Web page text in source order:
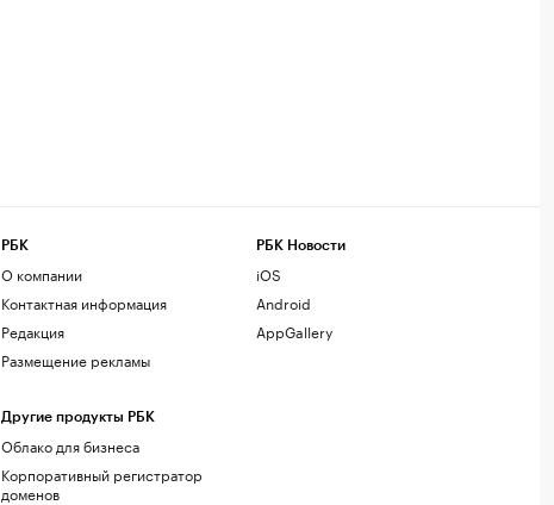
РБК
О компании
Контактная информация
Редакция
Размещение рекламы
Другие продукты РБК
Облако для бизнеса
Корпоративный регистратор
доменов
РБК Новости
iOS
Android
AppGallery